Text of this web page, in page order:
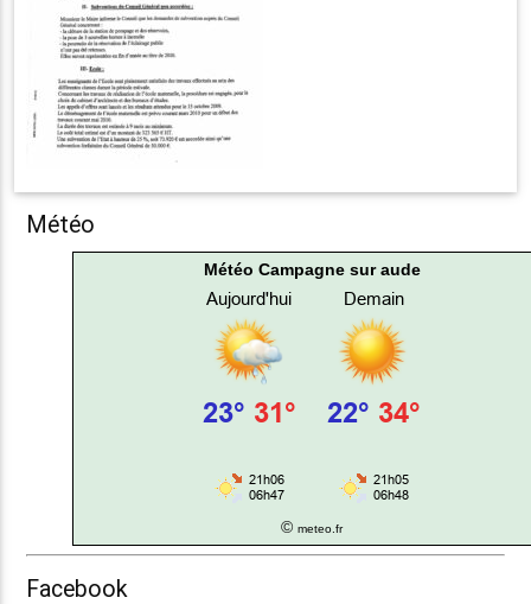
Météo
Météo Campagne sur aude
© meteo.fr
Facebook